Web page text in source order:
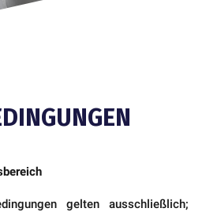
gelten ausschließlich;